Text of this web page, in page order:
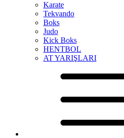
Karate
Tekvando
Boks
Judo
Kick Boks
HENTBOL
AT YARIŞLARI